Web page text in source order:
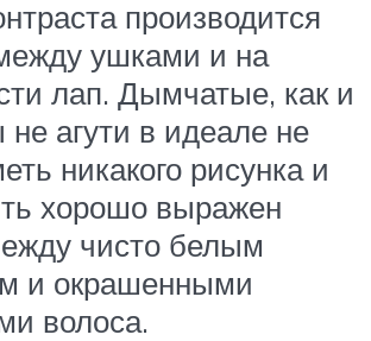
производится
ушками и на
лап. Дымчатые, как и
не агути в идеале не
никакого рисунка и
хорошо выражен
чисто белым
и окрашенными
волоса.